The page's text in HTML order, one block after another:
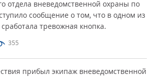
355
отдела вневедомственной охраны по
сообщение о том, что в одном из
тревожная кнопка.
прибыл экипаж вневедомственной